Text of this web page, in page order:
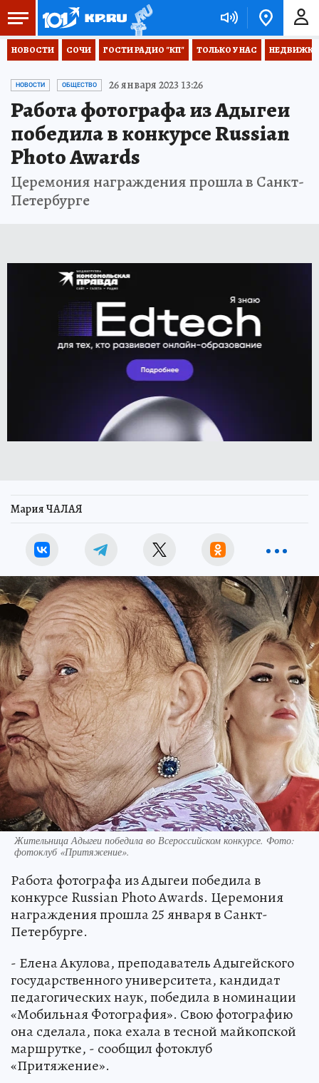
НОВОСТИ СОЧИ ГОСТИ РАДИО "КП" ТОЛЬКО У НАС НЕДВИЖКА
НОВОСТИ ОБЩЕСТВО 26 января 2023 13:26
Работа фотографа из Адыгеи
победила в конкурсе Russian
Photo Awards
Церемония награждения прошла в Санкт-
Петербурге
Мария ЧАЛАЯ
Жительница Адыгеи победила во Всероссийском конкурсе. Фото:
фотоклуб «Притяжение».
Работа фотографа из Адыгеи победила в
конкурсе Russian Photo Awards. Церемония
награждения прошла 25 января в Санкт-
Петербурге.
- Елена Акулова, преподаватель Адыгейского
государственного университета, кандидат
педагогических наук, победила в номинации
«Мобильная Фотография». Свою фотографию
она сделала, пока ехала в тесной майкопской
маршрутке, - сообщил фотоклуб
«Притяжение».